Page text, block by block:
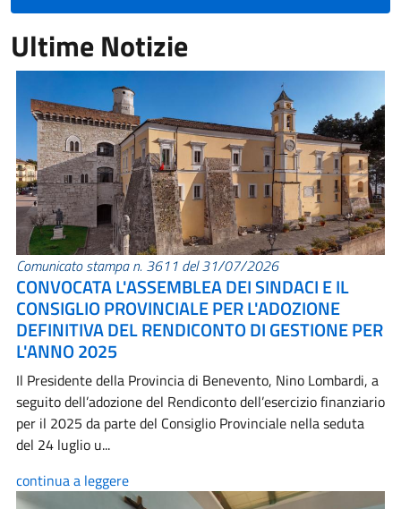
Ultime Notizie
Comunicato stampa n. 3611 del 31/07/2026
CONVOCATA L'ASSEMBLEA DEI SINDACI E IL
CONSIGLIO PROVINCIALE PER L'ADOZIONE
DEFINITIVA DEL RENDICONTO DI GESTIONE PER
L'ANNO 2025
Il Presidente della Provincia di Benevento, Nino Lombardi, a
seguito dell’adozione del Rendiconto dell’esercizio finanziario
per il 2025 da parte del Consiglio Provinciale nella seduta
del 24 luglio u...
continua a leggere